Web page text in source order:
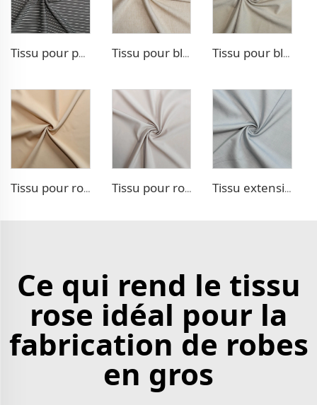
Tissu pour pantalon style TR Strip Tissu pour blazer aspect lin TR Tissu pour blazer style chevron TR
Tissu pour robe double tissage TR Tissu pour robe double tissage TR Tissu extensible aspect denim TR
Ce qui rend le tissu
rose idéal pour la
fabrication de robes
en gros